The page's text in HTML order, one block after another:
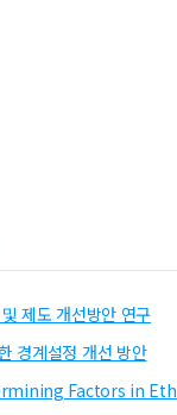
제도 개선방안 연구
경계설정 개선 방안
Factors in